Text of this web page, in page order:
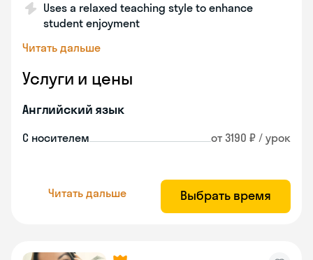
Uses a relaxed teaching style to enhance
student enjoyment
Читать дальше
Услуги и цены
Английский язык
С носителем от 3190 ₽ / урок
Читать дальше Выбрать время